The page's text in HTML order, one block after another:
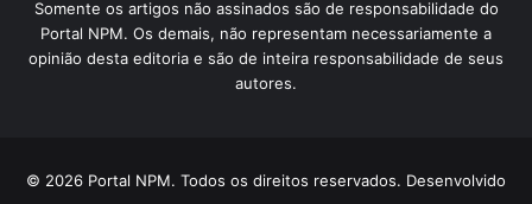
Somente os artigos não assinados são de responsabilidade do
Portal NPM. Os demais, não representam necessariamente a
opinião desta editoria e são de inteira responsabilidade de seus
autores.
© 2026 Portal NPM. Todos os direitos reservados. Desenvolvido